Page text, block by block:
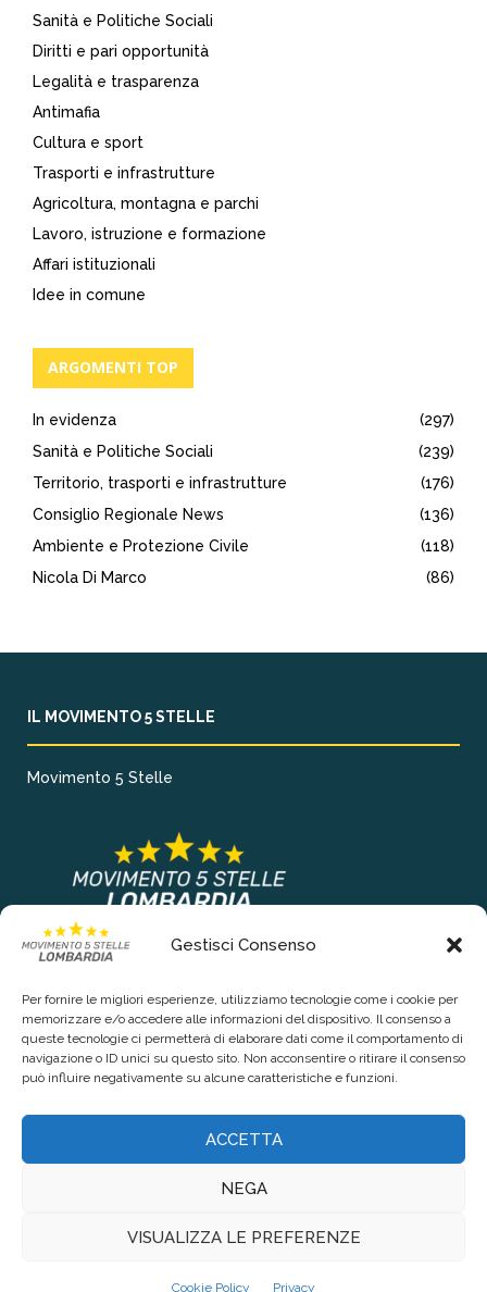
Gestisci Consenso
Per fornire le migliori esperienze, utilizziamo tecnologie come i cookie per
memorizzare e/o accedere alle informazioni del dispositivo. Il consenso a
queste tecnologie ci permetterà di elaborare dati come il comportamento di
navigazione o ID unici su questo sito. Non acconsentire o ritirare il consenso
può influire negativamente su alcune caratteristiche e funzioni.
ACCETTA
NEGA
VISUALIZZA LE PREFERENZE
Cookie Policy Privacy
Sanità e Politiche Sociali
Diritti e pari opportunità
Legalità e trasparenza
Antimafia
Cultura e sport
Trasporti e infrastrutture
Agricoltura, montagna e parchi
Lavoro, istruzione e formazione
Affari istituzionali
Idee in comune
ARGOMENTI TOP
In evidenza
(297)
Sanità e Politiche Sociali
(239)
Territorio, trasporti e infrastrutture
(176)
Consiglio Regionale News
(136)
Ambiente e Protezione Civile
(118)
Nicola Di Marco
(86)
IL MOVIMENTO 5 STELLE
Movimento 5 Stelle
COLLEGAMENTI PRINCIPALI
Contattaci
Privacy Policy